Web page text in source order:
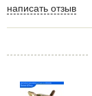
написать отзыв